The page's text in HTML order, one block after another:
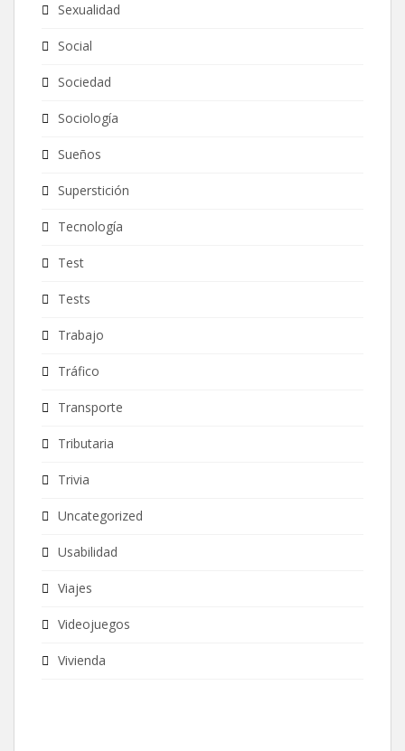
Sexualidad
Social
Sociedad
Sociología
Sueños
Superstición
Tecnología
Test
Tests
Trabajo
Tráfico
Transporte
Tributaria
Trivia
Uncategorized
Usabilidad
Viajes
Videojuegos
Vivienda